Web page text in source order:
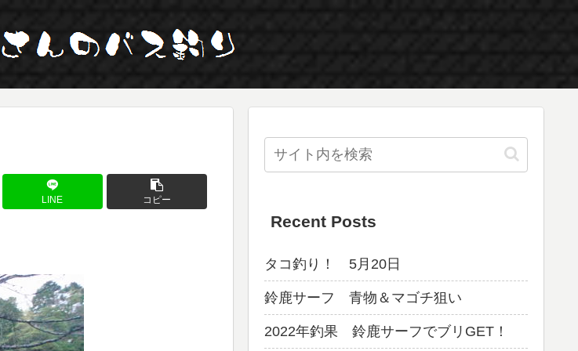
LINE コピー
Recent Posts
タコ釣り！ 5月20日
鈴鹿サーフ 青物＆マゴチ狙い
2022年釣果 鈴鹿サーフでブリGET！